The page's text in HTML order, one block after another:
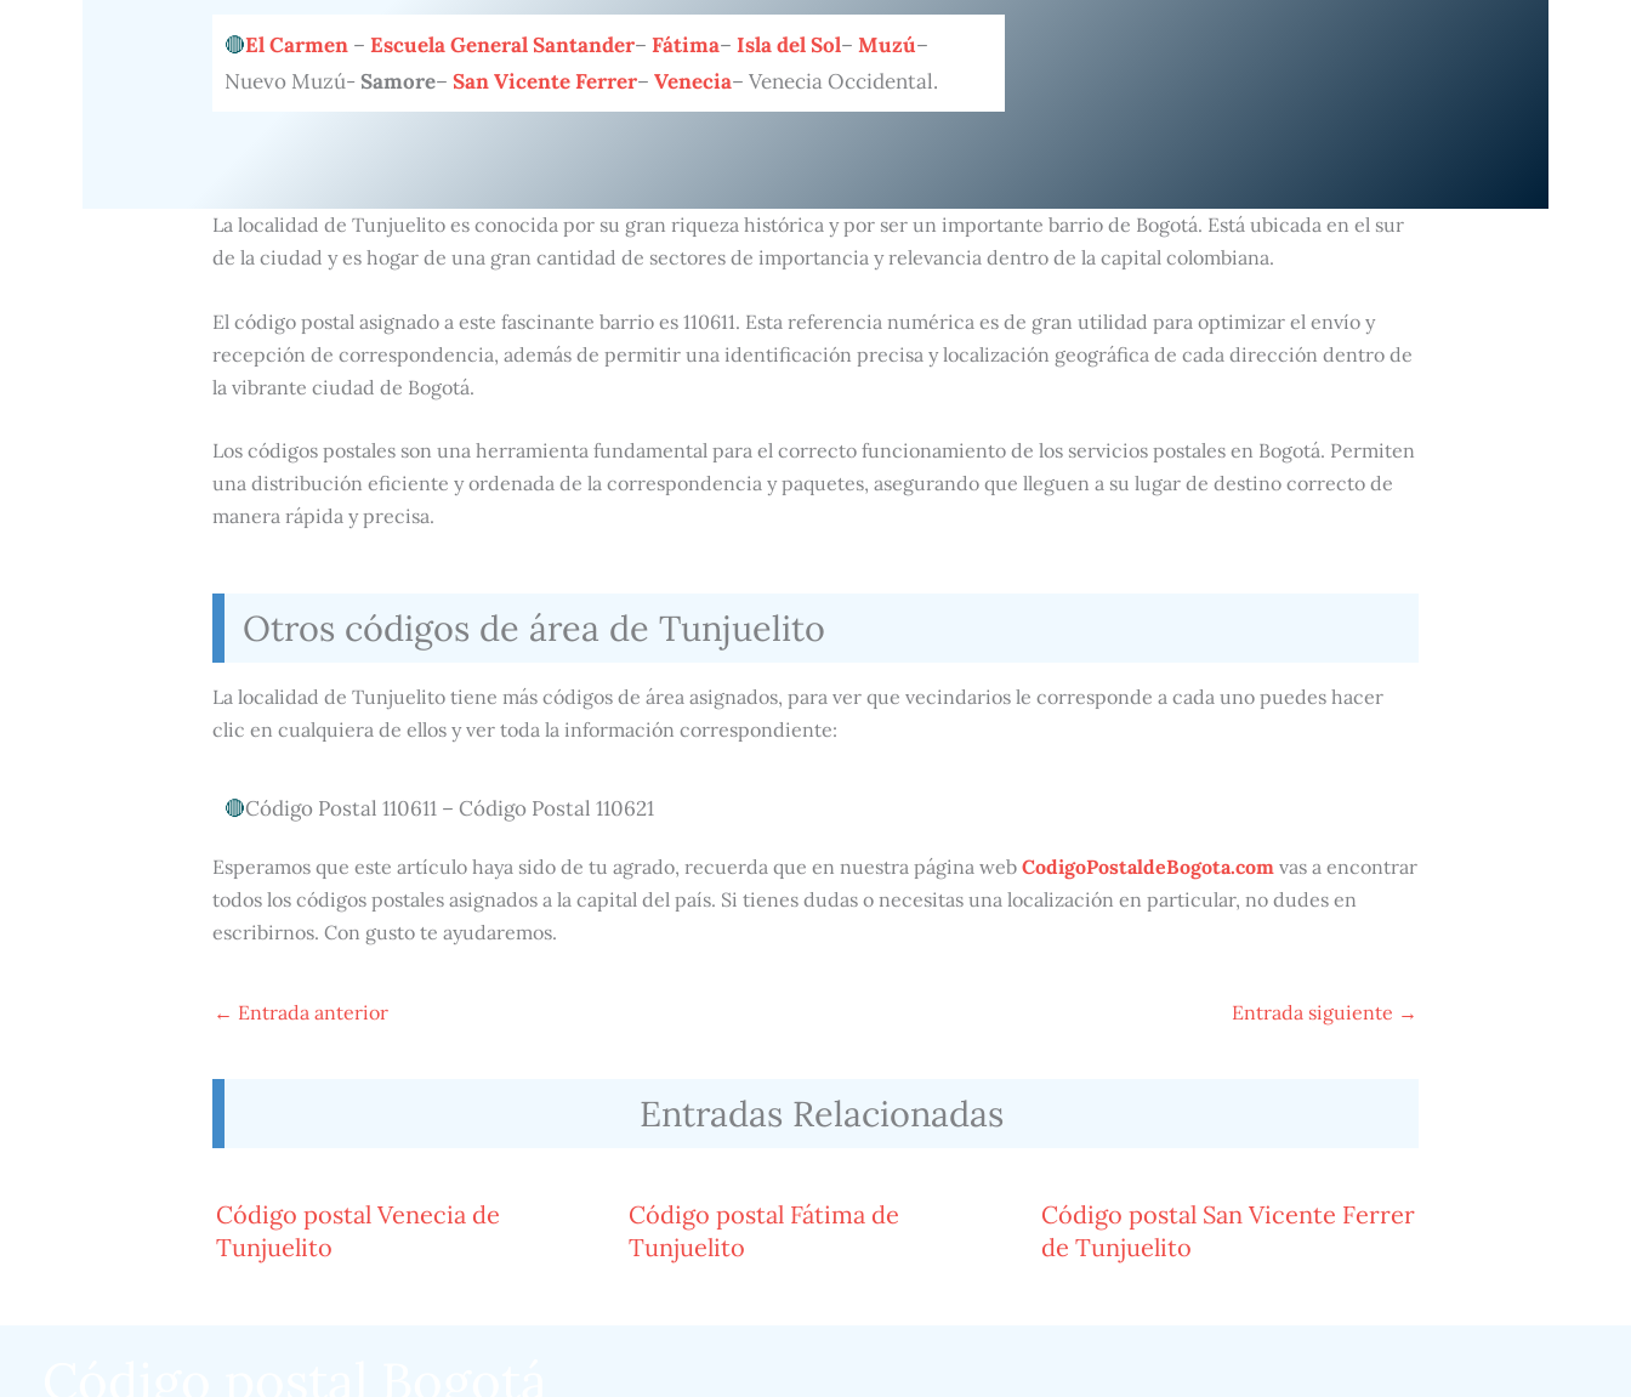
El Carmen – Escuela General Santander– Fátima– Isla del Sol– Muzú–
Nuevo Muzú- Samore– San Vicente Ferrer– Venecia– Venecia Occidental.
La localidad de Tunjuelito es conocida por su gran riqueza histórica y por ser un importante barrio de Bogotá. Está ubicada en el sur
de la ciudad y es hogar de una gran cantidad de sectores de importancia y relevancia dentro de la capital colombiana.
El código postal asignado a este fascinante barrio es 110611. Esta referencia numérica es de gran utilidad para optimizar el envío y
recepción de correspondencia, además de permitir una identificación precisa y localización geográfica de cada dirección dentro de
la vibrante ciudad de Bogotá.
Los códigos postales son una herramienta fundamental para el correcto funcionamiento de los servicios postales en Bogotá. Permiten
una distribución eficiente y ordenada de la correspondencia y paquetes, asegurando que lleguen a su lugar de destino correcto de
manera rápida y precisa.
Otros códigos de área de Tunjuelito
La localidad de Tunjuelito tiene más códigos de área asignados, para ver que vecindarios le corresponde a cada uno puedes hacer
clic en cualquiera de ellos y ver toda la información correspondiente:
Código Postal 110611 – Código Postal 110621
Esperamos que este artículo haya sido de tu agrado, recuerda que en nuestra página web CodigoPostaldeBogota.com vas a encontrar
todos los códigos postales asignados a la capital del país. Si tienes dudas o necesitas una localización en particular, no dudes en
escribirnos. Con gusto te ayudaremos.
← Entrada anterior Entrada siguiente →
Entradas Relacionadas
Código postal Venecia de
Tunjuelito
Código postal Fátima de
Tunjuelito
Código postal San Vicente Ferrer
de Tunjuelito